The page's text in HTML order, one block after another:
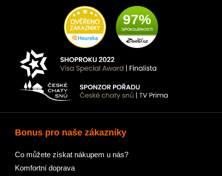
97%
Bonus pro naše zákazníky
Co můžete získat nákupem u nás?
Komfortní doprava